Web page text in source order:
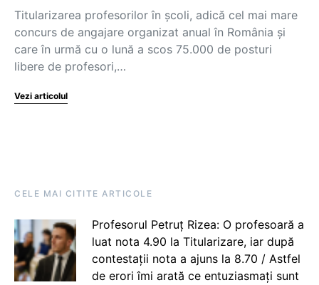
Titularizarea profesorilor în școli, adică cel mai mare
concurs de angajare organizat anual în România și
care în urmă cu o lună a scos 75.000 de posturi
libere de profesori,…
Vezi articolul
CELE MAI CITITE ARTICOLE
Profesorul Petruț Rizea: O profesoară a
luat nota 4.90 la Titularizare, iar după
contestații nota a ajuns la 8.70 / Astfel
de erori îmi arată ce entuziasmați sunt